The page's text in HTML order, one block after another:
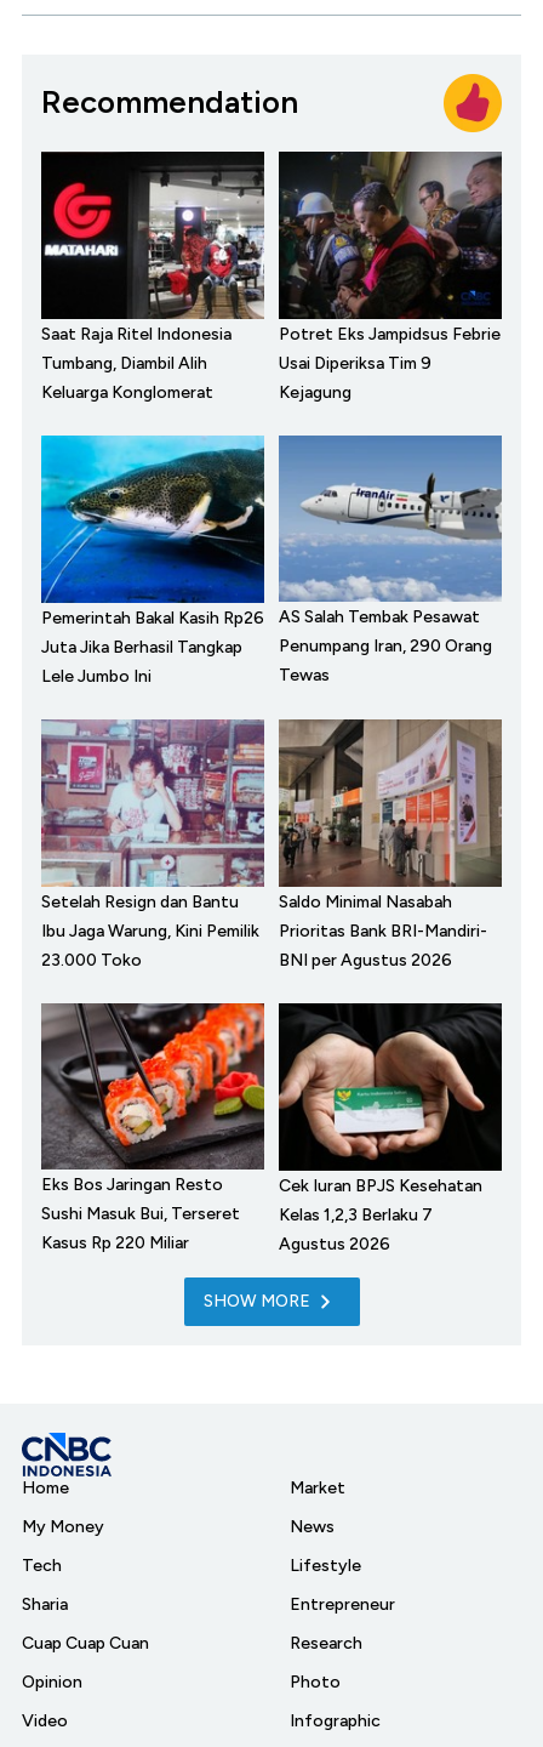
Recommendation
Saat Raja Ritel Indonesia
Tumbang, Diambil Alih
Keluarga Konglomerat
Potret Eks Jampidsus Febrie
Usai Diperiksa Tim 9
Kejagung
Pemerintah Bakal Kasih Rp26
Juta Jika Berhasil Tangkap
Lele Jumbo Ini
AS Salah Tembak Pesawat
Penumpang Iran, 290 Orang
Tewas
Setelah Resign dan Bantu
Ibu Jaga Warung, Kini Pemilik
23.000 Toko
Saldo Minimal Nasabah
Prioritas Bank BRI-Mandiri-
BNI per Agustus 2026
Eks Bos Jaringan Resto
Sushi Masuk Bui, Terseret
Kasus Rp 220 Miliar
Cek Iuran BPJS Kesehatan
Kelas 1,2,3 Berlaku 7
Agustus 2026
SHOW MORE
Home
My Money
Tech
Sharia
Cuap Cuap Cuan
Opinion
Video
Market
News
Lifestyle
Entrepreneur
Research
Photo
Infographic